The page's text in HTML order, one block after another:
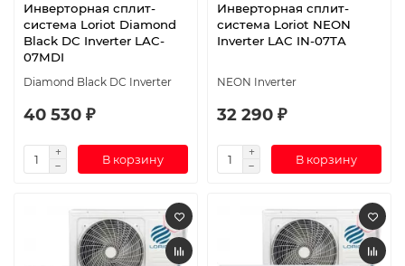
Инверторная сплит-
система Loriot Diamond
Black DC Inverter LAC-
07MDI
Diamond Black DC Inverter
40 530 ₽
В корзину
Инверторная сплит-
система Loriot NEON
Inverter LAC IN-07TA
NEON Inverter
32 290 ₽
В корзину